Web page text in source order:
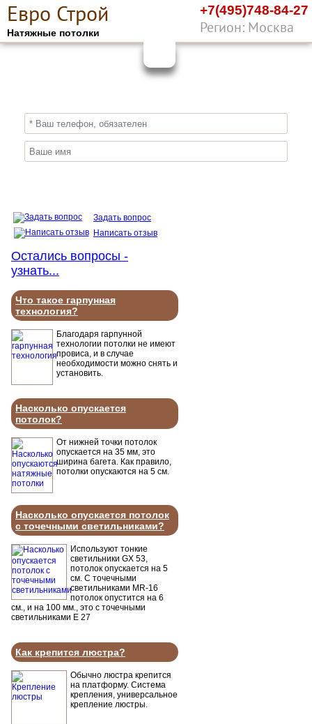
Евро Строй
Натяжные потолки
+7(495)748-84-27
Регион: Москва
ПОЛУЧИ СКИДКУ10%
Задать вопрос
Написать отзыв
Остались вопросы -
узнать...
Что такое гарпунная
технология?
Благодаря гарпунной
технологии потолки не имеют
провиса, и в случае
необходимости можно снять и
установить.
Насколько опускается
потолок?
От нижней точки потолок
опускается на 35 мм, это
ширина багета. Как правило,
потолки опускаются на 5 см.
Насколько опускается потолок
с точечными светильниками?
Используют тонкие
светильники GX 53,
потолок опускается на 5
см. С точечными
светильниками MR-16
потолок опустится на 6
см., и на 100 мм., это с точечными
светильниками Е 27
Как крепится люстра?
Обычно люстра крепится
на платформу. Система
крепления, универсальное
крепление люстры.